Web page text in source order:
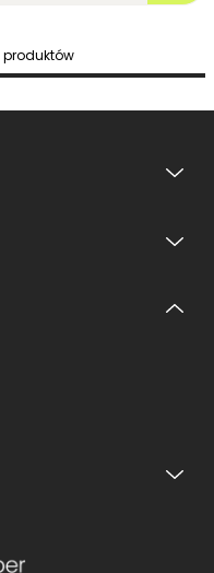
produktów